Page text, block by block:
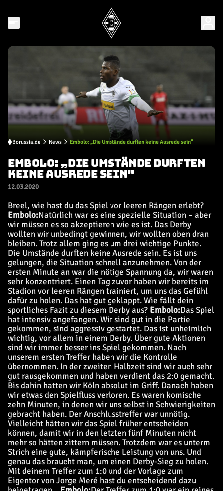
Borussia.de News Embolo: „Die Umstände durften keine Ausrede sein"
EMBOLO: „DIE UMSTÄNDE DURFTEN
KEINE AUSREDE SEIN"
12.03.2020
Breel, wie hast du das Spiel vor leeren Rängen erlebt?
Embolo:Natürlich war es eine spezielle Situation – aber
wir müssen es so akzeptieren wie es ist. Das Derby
wollten wir unbedingt gewinnen, wir wollten oben dran
bleiben. Trotz allem ging es um drei wichtige Punkte.
Die Umstände durften keine Ausrede sein. Es ist uns
gelungen, die Situation schnell anzunehmen. Von der
ersten Minute an war die nötige Spannung da, wir waren
sehr konzentriert. Einen Tag zuvor haben wir bereits im
Stadion vor leeren Rängen trainiert, um uns das Gefühl
dafür zu holen. Das hat gut geklappt.Wie fällt dein
sportliches Fazit zu diesem Derby aus? Embolo:Das Spiel
hat intensiv angefangen. Wir sind gut in die Partie
gekommen, sind aggressiv gestartet. Das ist unheimlich
wichtig, vor allem in einem Derby. Über gute Aktionen
sind wir immer besser ins Spiel gekommen. Nach
unserem ersten Treffer haben wir die Kontrolle
übernommen. In der zweiten Halbzeit sind wir auch sehr
gut rausgekommen und haben verdient das 2:0 gemacht.
Bis dahin hatten wir Köln absolut im Griff. Danach haben
wir etwas den Spielfluss verloren. Es waren komische
zehn Minuten, in denen wir uns selbst in Schwierigkeiten
gebracht haben. Der Anschlusstreffer war unnötig.
Vielleicht hätten wir das Spiel früher entscheiden
können, damit wir in den letzten fünf Minuten nicht
mehr so hätten zittern müssen. Trotzdem war es unterm
Strich eine gute, kämpferische Leistung von uns. Und
genau das braucht man, um einen Derby-Sieg zu holen.
Mit deinem Treffer zum 1:0 und der Vorlage zum
Eigentor von Jorge Meré hast du entscheidend dazu